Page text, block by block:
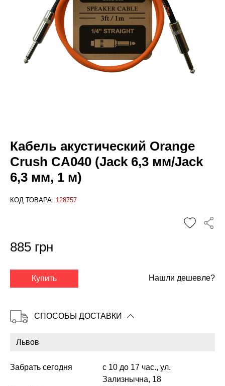
Кабель акустический Orange
Crush CA040 (Jack 6,3 мм/Jack
6,3 мм, 1 м)
КОД ТОВАРА: 128757
885 грн
Купить Нашли дешевле?
СПОСОБЫ ДОСТАВКИ
Забрать сегодня
с 10 до 17 час., ул.
Зализнычна, 18